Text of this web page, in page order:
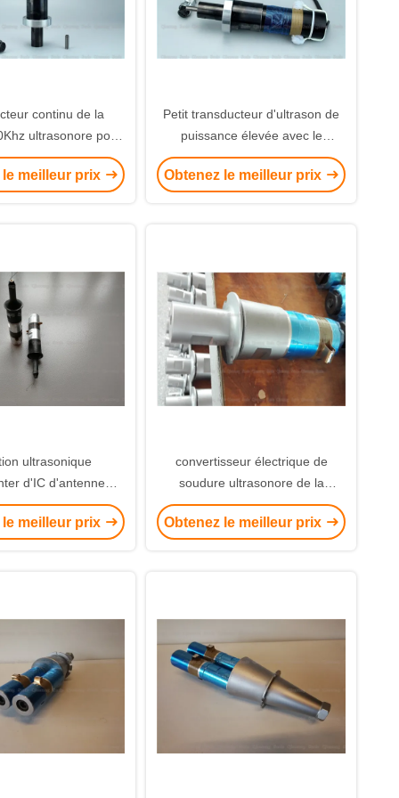
continu de la
ultrasonore pour
de textile tissé
le meilleur prix
Petit transducteur d'ultrason de
puissance élevée avec le
propulseur pour le cachetage de
tissu de tissu de masque
Obtenez le meilleur prix
ultrasonique
d'IC d'antenne
de carte enfonçant
de
le meilleur prix
convertisseur électrique de
soudure ultrasonore de la
puissance 1500W élevée avec
en céramique PZT8 jaune
Obtenez le meilleur prix